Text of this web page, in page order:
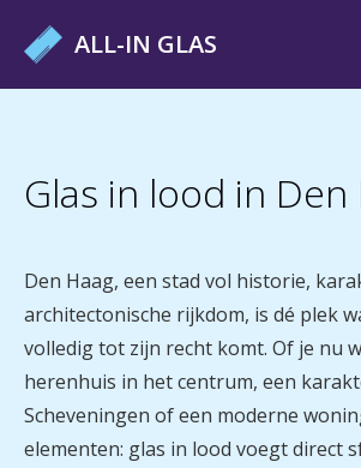
ALL-IN GLAS
Glas in lood in Den
Den Haag, een stad vol historie,
architectonische rijkdom, is dé plek
volledig tot zijn recht komt. Of je nu
herenhuis in het centrum, een
Scheveningen of een moderne
elementen: glas in lood voegt direct